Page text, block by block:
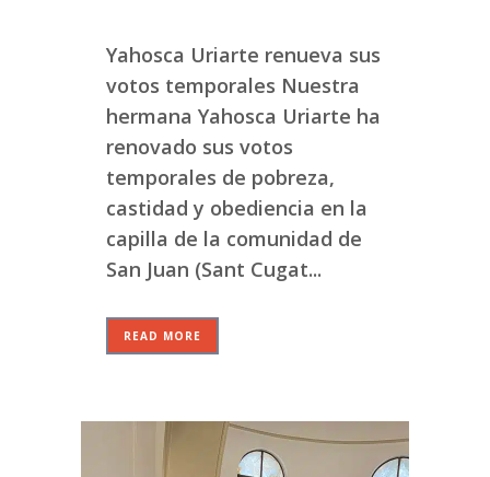
Yahosca Uriarte renueva sus
votos temporales Nuestra
hermana Yahosca Uriarte ha
renovado sus votos
temporales de pobreza,
castidad y obediencia en la
capilla de la comunidad de
San Juan (Sant Cugat...
READ MORE